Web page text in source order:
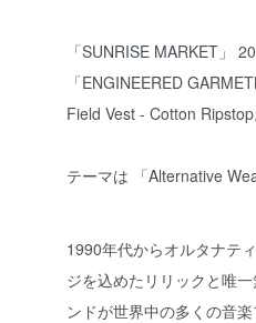
「SUNRISE MARKET」
「ENGINEERED
Field Vest - Cotton Ripstop
テーマは 「Alternative
1990年代からオルタナテ
ジを込めたリリックと唯
ンドが世界中の多くの音